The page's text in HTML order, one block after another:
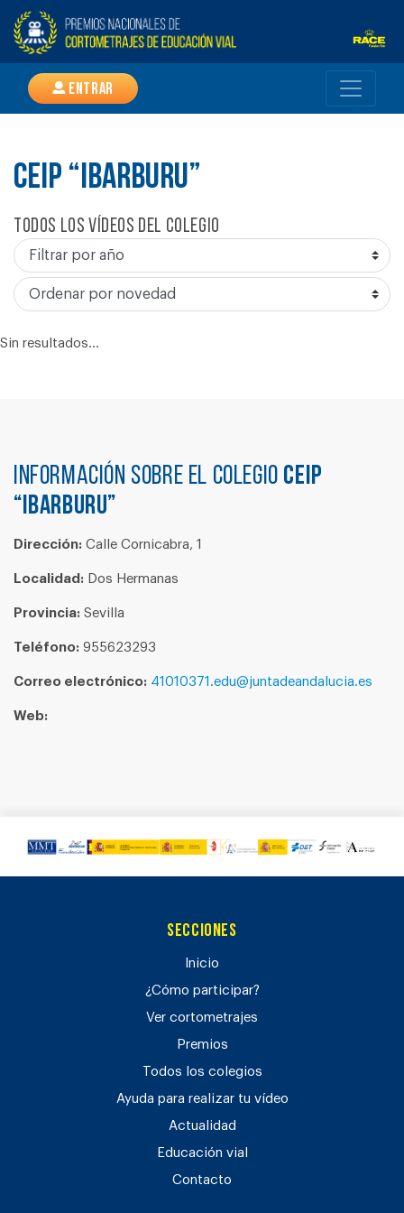
Entrar
CEIP “IBARBURU”
Todos los vídeos del colegio
Sin resultados...
Información sobre el colegio CEIP
“IBARBURU”
Dirección: Calle Cornicabra, 1
Localidad: Dos Hermanas
Provincia: Sevilla
Teléfono: 955623293
Correo electrónico: 41010371.edu@juntadeandalucia.es
Web:
Secciones
Inicio
¿Cómo participar?
Ver cortometrajes
Premios
Todos los colegios
Ayuda para realizar tu vídeo
Actualidad
Educación vial
Contacto